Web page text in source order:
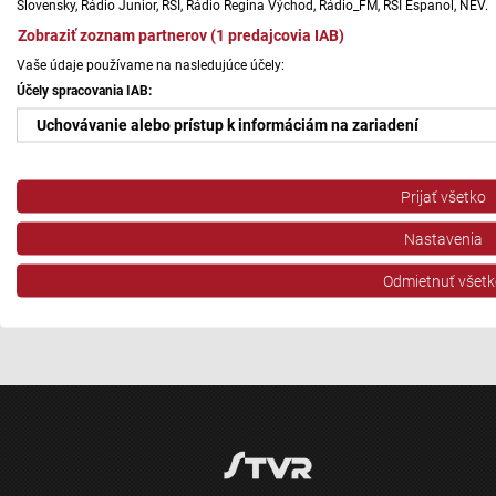
Slovensky, Rádio Junior, RSI, Rádio Regina Východ, Rádio_FM, RSI Espanol, NEV.
Zobraziť zoznam partnerov (1 predajcovia IAB)
Vaše údaje používame na nasledujúce účely:
Účely spracovania IAB:
Uchovávanie alebo prístup k informáciám na zariadení
Vytvoriť profily pre personalizovanú reklamu
Použiť profily na výber personalizovanej reklamy
Prijať všetko
Nastavenia
Odmietnuť